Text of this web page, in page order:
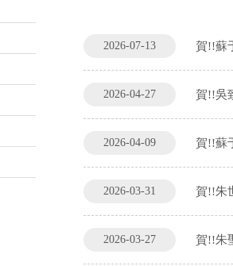
2026-07-13 賀!!蘇
2026-04-27 賀!!吳
2026-04-09 賀!!蘇
2026-03-31 賀!!朱
2026-03-27 賀!!朱